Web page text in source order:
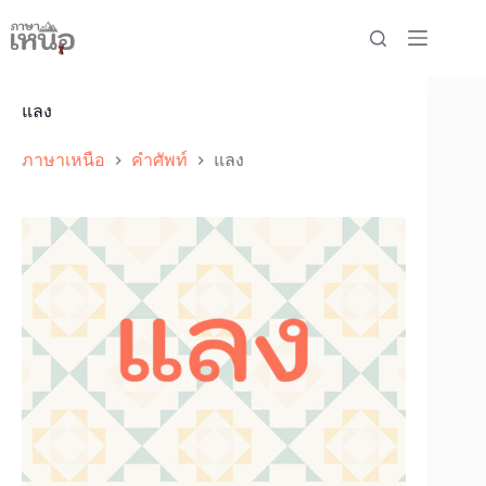
to
content
แลง
ภาษาเหนือ คำศัพท์ แลง